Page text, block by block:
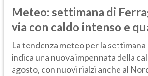
Meteo: settimana di
via con caldo intenso e
temporale
La tendenza meteo per la
indica una nuova impennata della
agosto, con nuovi rialzi anche al